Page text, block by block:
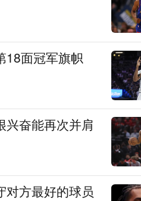
18面冠军旗帜
兴奋能再次并肩
对方最好的球员